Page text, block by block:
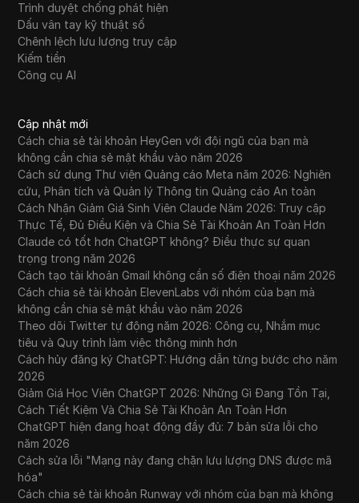
Trình duyệt chống phát hiện
Dấu vân tay kỹ thuật số
Chênh lệch lưu lượng truy cập
Kiếm tiền
Công cụ AI
Cập nhật mới
Cách chia sẻ tài khoản HeyGen với đội ngũ của bạn mà
không cần chia sẻ mật khẩu vào năm 2026
Cách sử dụng Thư viện Quảng cáo Meta năm 2026: Nghiên
cứu, Phân tích và Quản lý Thông tin Quảng cáo An toàn
Cách Nhận Giảm Giá Sinh Viên Claude Năm 2026: Truy cập
Thực Tế, Đủ Điều Kiện và Chia Sẻ Tài Khoản An Toàn Hơn
Claude có tốt hơn ChatGPT không? Điều thực sự quan
trọng trong năm 2026
Cách tạo tài khoản Gmail không cần số điện thoại năm 2026
Cách chia sẻ tài khoản ElevenLabs với nhóm của bạn mà
không cần chia sẻ mật khẩu vào năm 2026
Theo dõi Twitter tự động năm 2026: Công cụ, Nhắm mục
tiêu và Quy trình làm việc thông minh hơn
Cách hủy đăng ký ChatGPT: Hướng dẫn từng bước cho năm
2026
Giảm Giá Học Viên ChatGPT 2026: Những Gì Đang Tồn Tại,
Cách Tiết Kiệm Và Chia Sẻ Tài Khoản An Toàn Hơn
ChatGPT hiện đang hoạt động đầy đủ: 7 bản sửa lỗi cho
năm 2026
Cách sửa lỗi "Mạng này đang chặn lưu lượng DNS được mã
hóa"
Cách chia sẻ tài khoản Runway với nhóm của bạn mà không